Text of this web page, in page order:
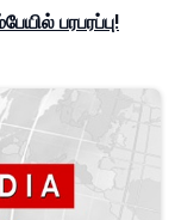
பரபரப்பு!